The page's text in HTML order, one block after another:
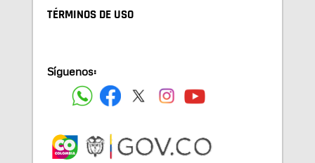
TÉRMINOS DE USO
Síguenos: